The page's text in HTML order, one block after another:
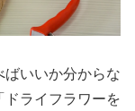
ばいいか分からな
ドライフラワーを